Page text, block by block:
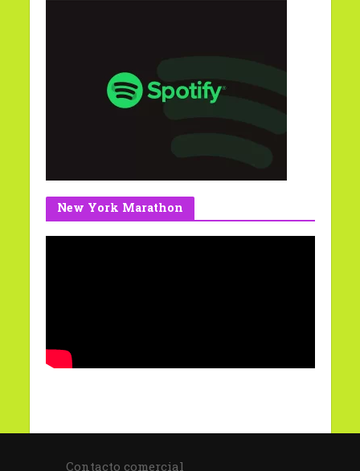
New York Marathon
Contacto comercial